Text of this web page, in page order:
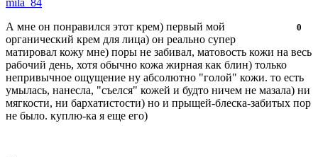
Нравится!
0
А мне он понравился этот крем) первый мой
органический крем для лица) он реально супер
матировал кожу мне) поры не забивал, матовость кожи на весь
рабочий день, хотя обычно кожа жирная как блин) только
непривычное ощущение ну абсолютно "голой" кожи. то есть
умылась, нанесла, "съелся" кожей и будто ничем не мазала) ни
мягкости, ни бархатистости) но и прыщей-блеска-забитых пор
не было. куплю-ка я еще его)